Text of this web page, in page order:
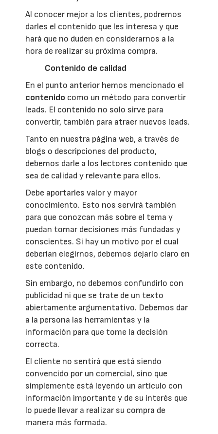
Al conocer mejor a los clientes, podremos
darles el contenido que les interesa y que
hará que no duden en considerarnos a la
hora de realizar su próxima compra.
Contenido de calidad
En el punto anterior hemos mencionado el
contenido como un método para convertir
leads. El contenido no solo sirve para
convertir, también para atraer nuevos leads.
Tanto en nuestra página web, a través de
blogs o descripciones del producto,
debemos darle a los lectores contenido que
sea de calidad y relevante para ellos.
Debe aportarles valor y mayor
conocimiento. Esto nos servirá también
para que conozcan más sobre el tema y
puedan tomar decisiones más fundadas y
conscientes. Si hay un motivo por el cual
deberían elegirnos, debemos dejarlo claro en
este contenido.
Sin embargo, no debemos confundirlo con
publicidad ni que se trate de un texto
abiertamente argumentativo. Debemos dar
a la persona las herramientas y la
información para que tome la decisión
correcta.
El cliente no sentirá que está siendo
convencido por un comercial, sino que
simplemente está leyendo un artículo con
información importante y de su interés que
lo puede llevar a realizar su compra de
manera más formada.